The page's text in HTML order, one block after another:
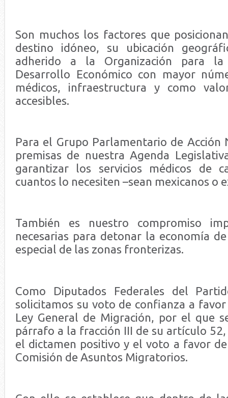
Son muchos los factores que
destino idóneo, su ubicación
adherido a la Organización para
Desarrollo Económico con mayor
médicos, infraestructura y como
accesibles.
Para el Grupo Parlamentario de Acción
premisas de nuestra Agenda
garantizar los servicios médicos de
cuantos lo necesiten –sean mexicanos o
También es nuestro compromiso
necesarias para detonar la economía
especial de las zonas fronterizas.
Como Diputados Federales del
solicitamos su voto de confianza a
Ley General de Migración, por el que
párrafo a la fracción III de su artículo
el dictamen positivo y el voto a favor
Comisión de Asuntos Migratorios.